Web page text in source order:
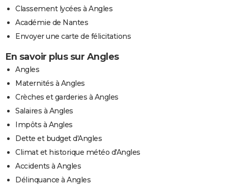
Classement lycées à Angles
Académie de Nantes
Envoyer une carte de félicitations
En savoir plus sur Angles
Angles
Maternités à Angles
Crèches et garderies à Angles
Salaires à Angles
Impôts à Angles
Dette et budget d'Angles
Climat et historique météo d'Angles
Accidents à Angles
Délinquance à Angles